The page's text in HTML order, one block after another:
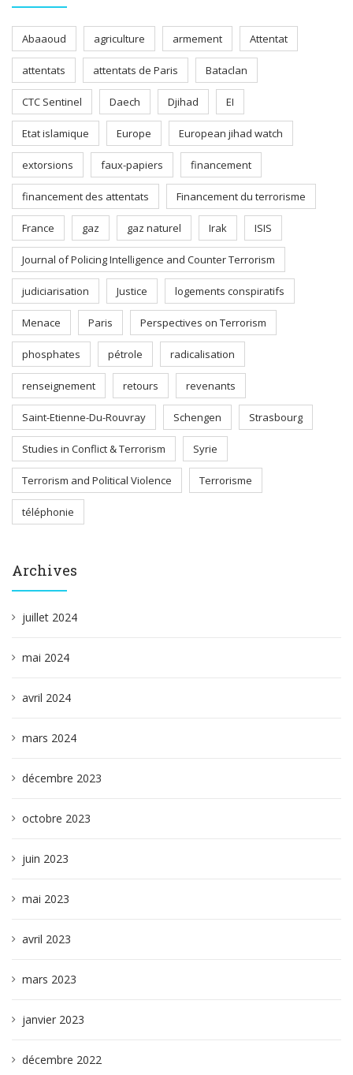
Abaaoud agriculture armement Attentat
attentats attentats de Paris Bataclan
CTC Sentinel Daech Djihad EI
Etat islamique Europe European jihad watch
extorsions faux-papiers financement
financement des attentats Financement du terrorisme
France gaz gaz naturel Irak ISIS
Journal of Policing Intelligence and Counter Terrorism
judiciarisation Justice logements conspiratifs
Menace Paris Perspectives on Terrorism
phosphates pétrole radicalisation
renseignement retours revenants
Saint-Etienne-Du-Rouvray Schengen Strasbourg
Studies in Conflict & Terrorism Syrie
Terrorism and Political Violence Terrorisme
téléphonie
Archives
juillet 2024
mai 2024
avril 2024
mars 2024
décembre 2023
octobre 2023
juin 2023
mai 2023
avril 2023
mars 2023
janvier 2023
décembre 2022